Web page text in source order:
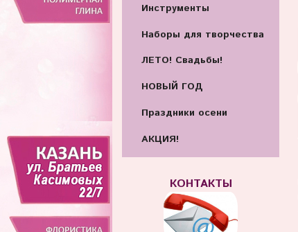
Инструменты
Наборы для творчества
ЛЕТО! Свадьбы!
НОВЫЙ ГОД
Праздники осени
АКЦИЯ!
КОНТАКТЫ